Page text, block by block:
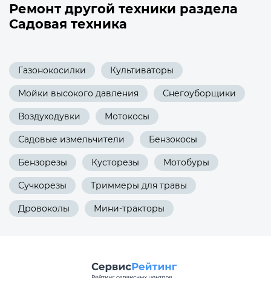
Ремонт другой техники раздела
Садовая техника
Газонокосилки Культиваторы
Мойки высокого давления Снегоуборщики
Воздуходувки Мотокосы
Садовые измельчители Бензокосы
Бензорезы Кусторезы Мотобуры
Сучкорезы Триммеры для травы
Дровоколы Мини-тракторы